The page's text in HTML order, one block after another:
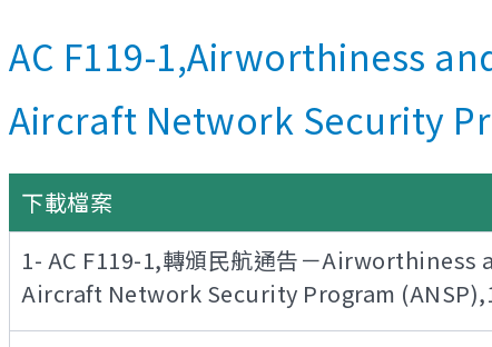
AC F119-1,Airworthiness
Aircraft Network Security
下載檔案
1- AC F119-1,轉頒民航通告－
Aircraft Network Security Program